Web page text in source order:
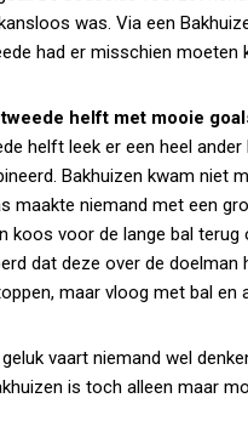
was. Via een
had er misschien
helft met mooie
helft leek er een heel
Bakhuizen kwam niet
maakte niemand met een
koos voor de lange bal
dat deze over de doelman
maar vloog met bal en
vaart niemand wel
is toch alleen maar